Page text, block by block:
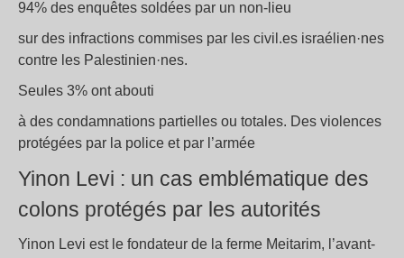
94% des enquêtes soldées par un non-lieu
sur des infractions commises par les civil.es israélien·nes
contre les Palestinien·nes.
Seules 3% ont abouti
à des condamnations partielles ou totales. Des violences
protégées par la police et par l’armée
Yinon Levi : un cas emblématique des
colons protégés par les autorités
Yinon Levi est le fondateur de la ferme Meitarim, l’avant-